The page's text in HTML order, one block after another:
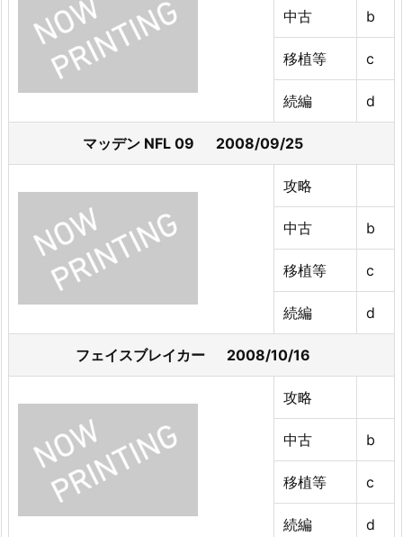
中古 b
移植等 c
続編 d
マッデン NFL 09 2008/09/25
攻略
中古 b
移植等 c
続編 d
フェイスブレイカー 2008/10/16
攻略
中古 b
移植等 c
続編 d